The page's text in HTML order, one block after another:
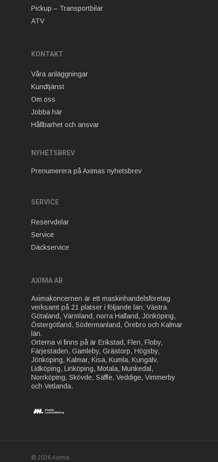
Pickup – Transportbilar
ATV
KONTAKT
Våra anläggningar
Kundtjänst
Om oss
Jobba här
Hållbarhet och ansvar
NYHETSBREV
Prenumerera på Aximas nyhetsbrev
SERVICE
Reservdelar
Service
Däckservice
AXIMA AB
Aximakoncernen är ett maskinhandelsföretag
verksamt på 21 platser i följande län; Västra
Götaland, Värmland, norra Halland, Jönköping,
Östergötland, Södermanland, Örebro och Kalmar
län.
Orterna vi finns på är Erikstad, Flen, Floby,
Färjestaden, Gamleby, Grästorp, Högsby,
Jönköping, Kalmar, Kisa, Kumla, Kungälv,
Lidköping, Linköping, Motala, Munkedal,
Norrköping, Skövde, Säffle, Veddige, Vimmerby
och Vetlanda.
© 2026 Axima.